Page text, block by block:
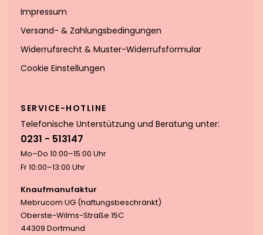
Impressum
Versand- & Zahlungsbedingungen
Widerrufsrecht & Muster-Widerrufsformular
Cookie Einstellungen
SERVICE-HOTLINE
Telefonische Unterstützung und Beratung unter:
0231 - 513147
Mo–Do 10:00–15:00 Uhr
Fr 10:00–13:00 Uhr
Knaufmanufaktur
Mebrucom UG (haftungsbeschränkt)
Oberste-Wilms-Straße 15C
44309 Dortmund